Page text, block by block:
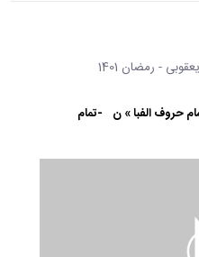
- رمضان 1401
حروف الفبا » ن -تمام